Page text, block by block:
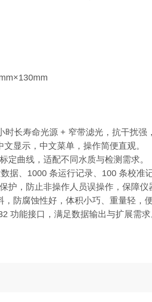
时长寿命光源 + 窄带滤光，抗干扰强
显示，中文菜单，操作简便直观。
定曲线，适配不同水质与检测需求。
据、1000 条运行记录、100 条校准
护，防止非操作人员误操作，保障仪
，防腐蚀性好，体积小巧、重量轻，
功能接口，满足数据输出与扩展需